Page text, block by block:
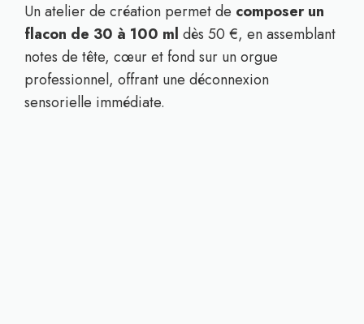
Un atelier de création permet de composer un
flacon de 30 à 100 ml dès 50 €, en assemblant
notes de tête, cœur et fond sur un orgue
professionnel, offrant une déconnexion
sensorielle immédiate.